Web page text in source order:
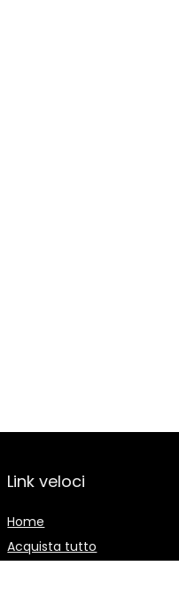
Link veloci
Home
Acquista tutto